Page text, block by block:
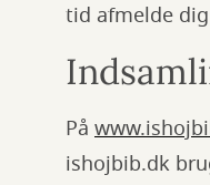
tid afmelde
På
ishojbib.dk